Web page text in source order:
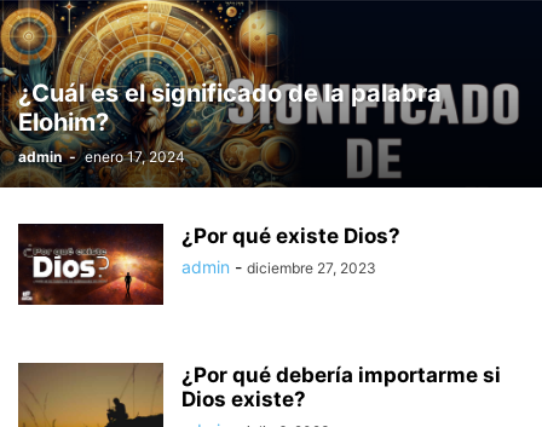
¿Cuál es el significado de la palabra
Elohim?
admin - enero 17, 2024
¿Por qué existe Dios?
admin - diciembre 27, 2023
¿Por qué debería importarme si
Dios existe?